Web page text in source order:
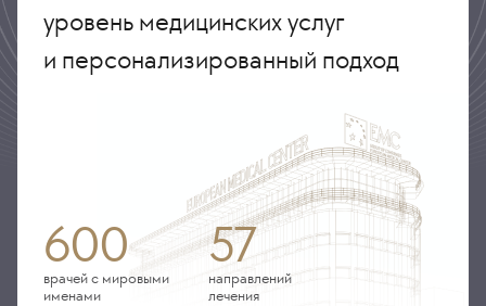
уровень медицинских услуг
и персонализированный подход
600
врачей с мировыми
именами
57
направлений
лечения